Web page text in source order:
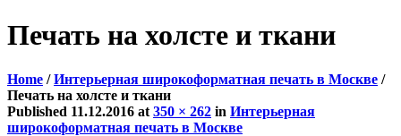
Печать на холсте и ткани
Home /Интерьерная широкоформатная печать в Москве /
Печать на холсте и ткани
Published 11.12.2016 at 350 × 262 in Интерьерная
широкоформатная печать в Москве